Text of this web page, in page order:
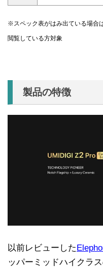
※スペック表がはみ出ている場合
閲覧している方対象
製品の特徴
以前レビューした
ッパーミッドハイクラ